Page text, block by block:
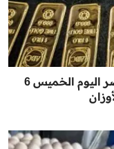
تعرف على أسعار سبائك الذهب في مصر اليوم الخميس 6